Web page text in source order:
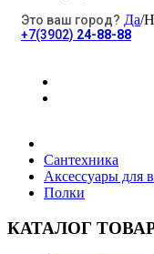
Электротовары
Это ваш город? Да/
+7(3902) 24-88-88
Сантехника
Аксессуары для
Полки
КАТАЛОГ